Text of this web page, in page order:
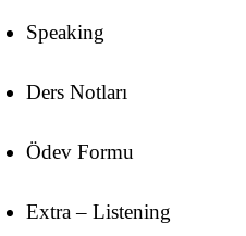
Speaking
Ders Notları
Ödev Formu
Extra – Listening